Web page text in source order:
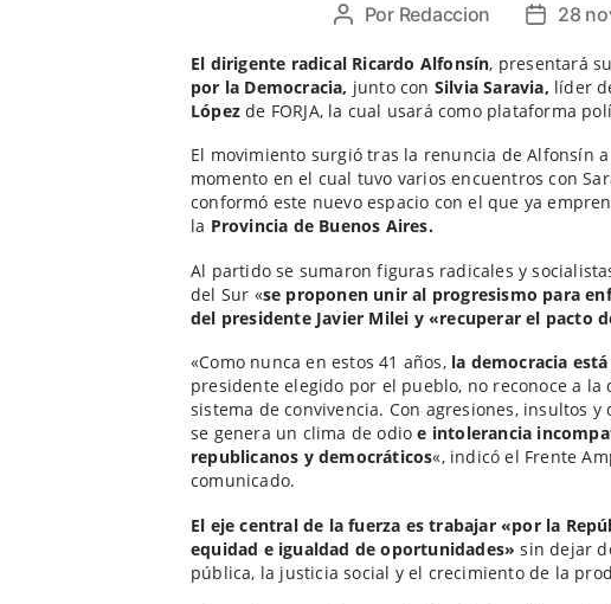
Autor
la
entrada
Por Redaccion
Fecha
la
entrada
28
El dirigente radical Ricardo Alfonsín, presentará
por la Democracia, junto con Silvia Saravia, líder
López de FORJA, la cual usará como plataforma
El movimiento surgió tras la renuncia de Alfonsín
momento en el cual tuvo varios encuentros con
conformó este nuevo espacio con el que ya
la Provincia de Buenos Aires.
Al partido se sumaron figuras radicales y
del Sur «se proponen unir al progresismo para
del presidente Javier Milei y «recuperar el pacto
«Como nunca en estos 41 años,la democracia está
presidente elegido por el pueblo, no reconoce a la
sistema de convivencia. Con agresiones, insultos
se genera un clima de odioe intolerancia
republicanos y democráticos«, indicó el Frente
comunicado.
El eje central de la fuerza es trabajar «por la
equidad e igualdad de oportunidades» sin dejar
pública, la justicia social y el crecimiento de la